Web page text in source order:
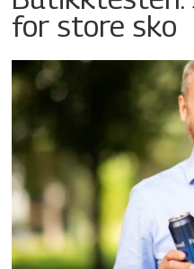
for store sko